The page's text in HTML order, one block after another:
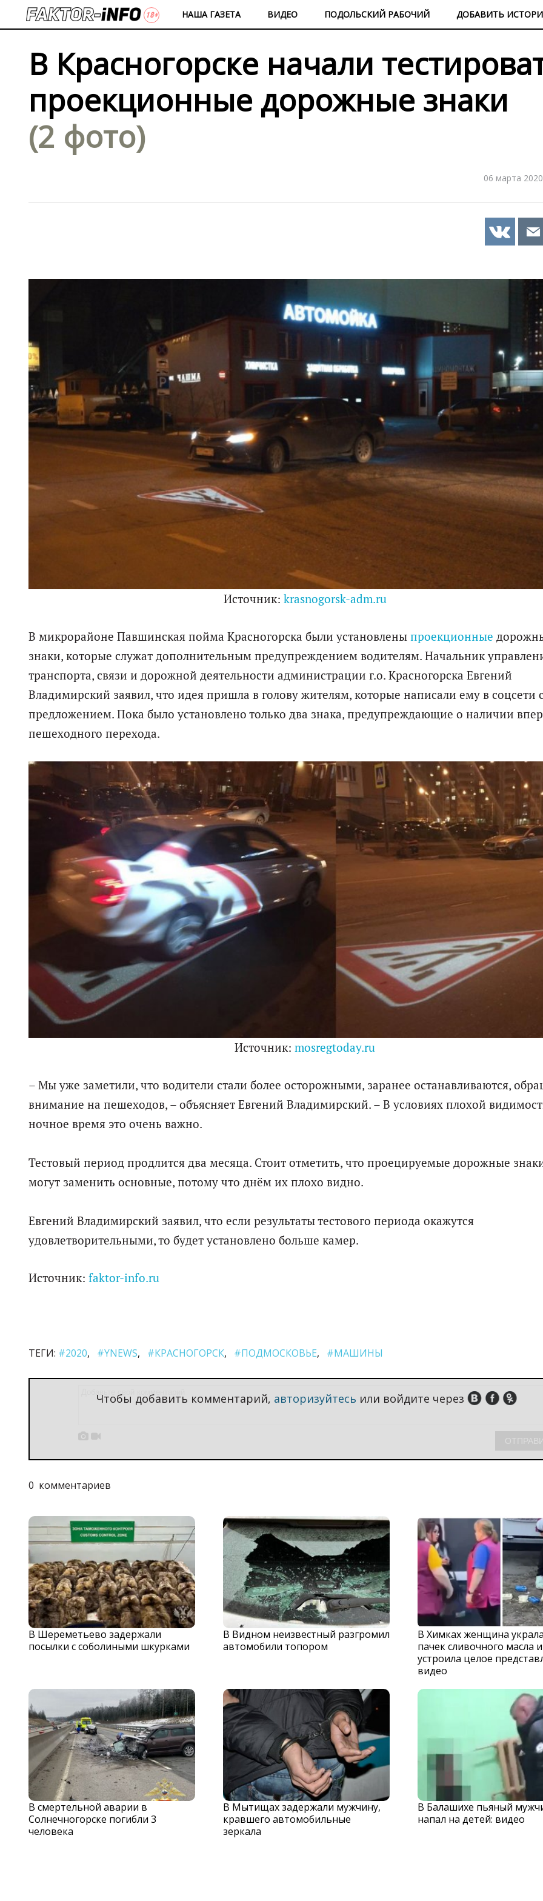
НАША ГАЗЕТА ВИДЕО ПОДОЛЬСКИЙ РАБОЧИЙ ДОБАВИТЬ
В Красногорске начали
проекционные дорожные знаки
(2 фото)
06 марта
Источник: krasnogorsk-adm.ru
В микрорайоне Павшинская пойма Красногорска были установлены проекционные
знаки, которые служат дополнительным предупреждением водителям. Начальник
транспорта, связи и дорожной деятельности администрации г.о. Красногорска Евгений
Владимирский заявил, что идея пришла в голову жителям, которые написали ему в соцсети с
предложением. Пока было установлено только два знака, предупреждающие о наличии
пешеходного перехода.
Источник:mosregtoday.ru
– Мы уже заметили, что водители стали более осторожными, заранее останавливаются,
внимание на пешеходов, – объясняет Евгений Владимирский. – В условиях плохой
ночное время это очень важно.
Тестовый период продлится два месяца. Стоит отметить, что проецируемые дорожные
могут заменить основные, потому что днём их плохо видно.
Евгений Владимирский заявил, что если результаты тестового периода окажутся
удовлетворительными, то будет установлено больше камер.
Источник: faktor-info.ru
ТЕГИ: #2020 #YNEWS #КРАСНОГОРСК #ПОДМОСКОВЬЕ #МАШИНЫ
Чтобы добавить комментарий, авторизуйтесь или войдите через
 
0 комментариев
В Шереметьево задержали
посылки с соболиными шкурками
В Видном неизвестный разгромил
автомобили топором
В Химках женщина
пачек сливочного масла и
устроила целое
видео
В смертельной аварии в
Солнечногорске погибли 3
человека
В Мытищах задержали мужчину,
кравшего автомобильные
зеркала
В Балашихе пьяный
напал на детей: видео